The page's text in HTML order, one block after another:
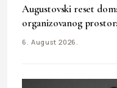
Augustovski reset
organizovanog
6. August 2026.